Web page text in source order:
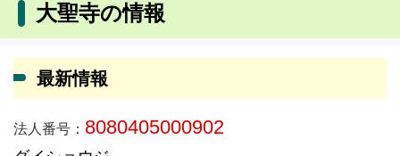
大聖寺の情報
最新情報
法人番号： 8080405000902